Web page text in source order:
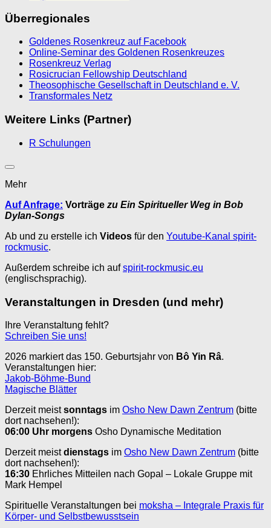
Überregionales
Goldenes Rosenkreuz auf Facebook
Online-Seminar des Goldenen Rosenkreuzes
Rosenkreuz Verlag
Rosicrucian Fellowship Deutschland
Theosophische Gesellschaft in Deutschland e. V.
Transformales Netz
Weitere Links (Partner)
R Schulungen
Mehr
Auf Anfrage: Vorträge zu Ein Spiritueller Weg in Bob
Dylan-Songs
Ab und zu erstelle ich Videos für den Youtube-Kanal spirit-
rockmusic.
Außerdem schreibe ich aufspirit-rockmusic.eu
(englischsprachig).
Veranstaltungen in Dresden (und mehr)
Ihre Veranstaltung fehlt?
Schreiben Sie uns!
2026 markiert das 150. Geburtsjahr von Bô Yin Râ.
Veranstaltungen hier:
Jakob-Böhme-Bund
Magische Blätter
Derzeit meistsonntags im Osho New Dawn Zentrum (bitte
dort nachsehen!):
06:00 Uhr morgens Osho Dynamische Meditation
Derzeit meistdienstags im Osho New Dawn Zentrum (bitte
dort nachsehen!):
16:30 Ehrliches Mitteilen nach Gopal – Lokale Gruppe mit
Mark Hempel
Spirituelle Veranstaltungen bei moksha – Integrale Praxis für
Körper- und Selbstbewusstsein